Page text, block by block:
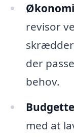
revisor
der
behov.
med at